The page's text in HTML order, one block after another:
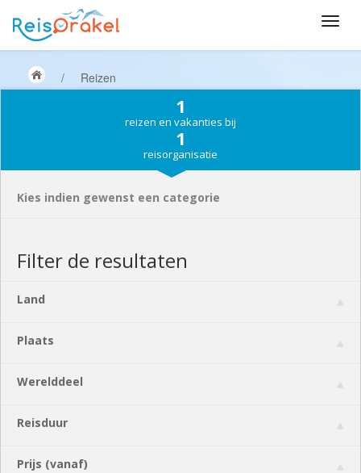
/ Reizen
1
reizen en vakanties bij
1
reisorganisatie
Kies indien gewenst een categorie
Filter de resultaten
Land
Plaats
Werelddeel
Reisduur
Prijs (vanaf)